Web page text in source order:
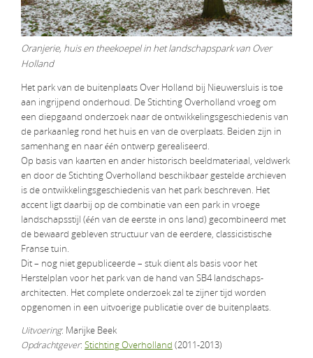
Oranjerie, huis en theekoepel in het landschapspark van Over
Holland
Het park van de buitenplaats Over Holland bij Nieuwersluis is toe
aan ingrijpend onderhoud. De Stichting Overholland vroeg om
een diepgaand onderzoek naar de ontwikkelingsgeschiedenis van
de parkaanleg rond het huis en van de overplaats. Beiden zijn in
samenhang en naar één ontwerp gerealiseerd.
Op basis van kaarten en ander historisch beeldmateriaal, veldwerk
en door de Stichting Overholland beschikbaar gestelde archieven
is de ontwikkelingsgeschiedenis van het park beschreven. Het
accent ligt daarbij op de combinatie van een park in vroege
landschapsstijl (één van de eerste in ons land) gecombineerd met
de bewaard gebleven structuur van de eerdere, classicistische
Franse tuin.
Dit – nog niet gepubliceerde – stuk dient als basis voor het
Herstelplan voor het park van de hand van SB4 landschaps-
architecten. Het complete onderzoek zal te zijner tijd worden
opgenomen in een uitvoerige publicatie over de buitenplaats.
Uitvoering: Marijke Beek
Opdrachtgever: Stichting Overholland (2011-2013)